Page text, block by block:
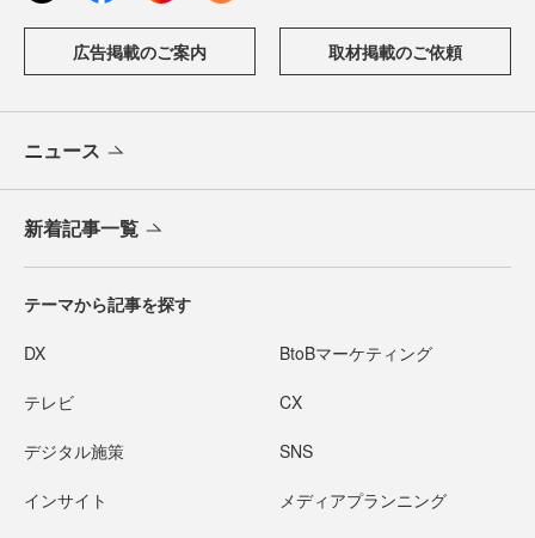
広告掲載のご案内 取材掲載のご依頼
ニュース
新着記事一覧
テーマから記事を探す
DX BtoBマーケティング
テレビ CX
デジタル施策 SNS
インサイト メディアプランニング